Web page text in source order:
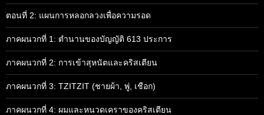
ตอนที่ 2: แผนการหลอกลวงเพื่อความรอด
ภาคผนวกที่ 1: ตำนานของบัญญัติ 613 ประการ
ภาคผนวกที่ 2: การเข้าสุหนัตและคริสเตียน
ภาคผนวกที่ 3: TZITZIT (ชายผ้า, พู่, เชือก)
ภาคผนวกที่ 4: ผมและหนวดเคราของคริสเตียน